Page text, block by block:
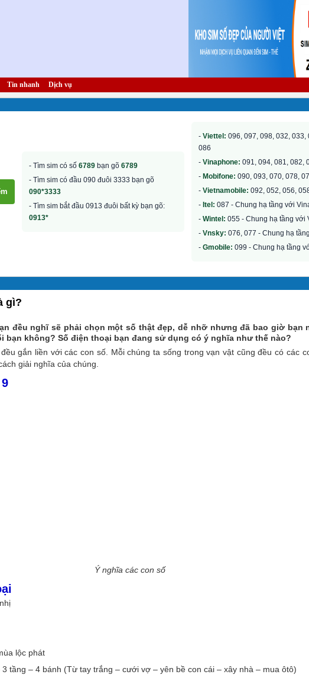
Tin nhanh Dịch vụ
- Tìm sim có số6789 bạn gõ6789
- Tìm sim có đầu 090 đuôi 3333 bạn gõ
090*3333
- Tìm sim bắt đầu 0913 đuôi bất kỳ bạn gõ:
0913*
- Viettel: 096, 097, 098, 032, 033,
086
- Vinaphone: 091, 094, 081, 082,
- Mobifone: 090, 093, 070, 078,
- Vietnamobile: 092, 052, 056,
- Itel: 087 - Chung hạ tầng với
- Wintel: 055 - Chung hạ tầng với
- Vnsky: 076, 077 - Chung hạ
- Gmobile: 099 - Chung hạ tầng
gì?
đều nghĩ sẽ phải chọn một số thật đẹp, dễ nhỡ nhưng đã bao giờ bạn
bạn không? Số điện thoại bạn đang sử dụng có ý nghĩa như thế nào?
gắn liền với các con số. Mỗi chúng ta sống trong vạn vật cũng đều có các
giải nghĩa của chúng.
Ý nghĩa các con số
lộc phát
tầng – 4 bánh (Từ tay trắng – cưới vợ – yên bề con cái – xây nhà – mua ôtô)